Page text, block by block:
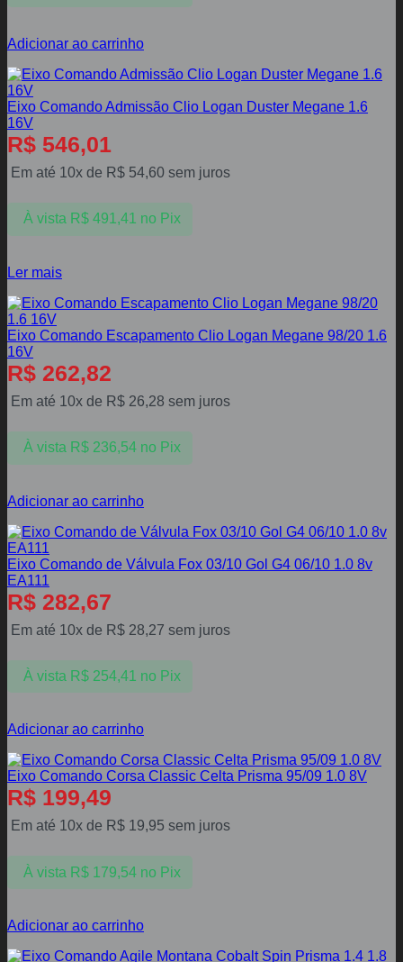
Adicionar ao carrinho
Eixo Comando Admissão Clio Logan Duster Megane 1.6
16V
R$ 546,01
Em até 10x de R$ 54,60 sem juros
À vista R$491,41 no Pix
Ler mais
Eixo Comando Escapamento Clio Logan Megane 98/20 1.6
16V
R$ 262,82
Em até 10x de R$ 26,28 sem juros
À vista R$236,54 no Pix
Adicionar ao carrinho
Eixo Comando de Válvula Fox 03/10 Gol G4 06/10 1.0 8v
EA111
R$ 282,67
Em até 10x de R$ 28,27 sem juros
À vista R$254,41 no Pix
Adicionar ao carrinho
Eixo Comando Corsa Classic Celta Prisma 95/09 1.0 8V
R$ 199,49
Em até 10x de R$ 19,95 sem juros
À vista R$179,54 no Pix
Adicionar ao carrinho